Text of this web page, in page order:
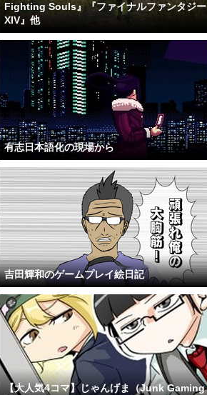
Fighting Souls』『ファイナルファンタジー
XIV』他
有志日本語化の現場から
吉田輝和のゲームプレイ絵日記
【大人気4コマ】じゃんげま（Junk Gaming